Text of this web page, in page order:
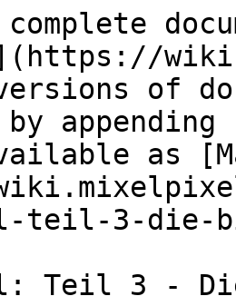
versions of
as
teil-3-die-
Teil 3 -